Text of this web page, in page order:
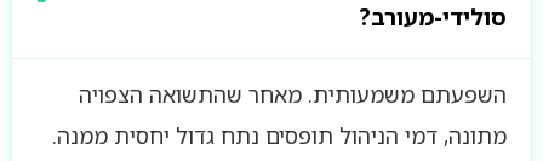
סולידי-מעורב?
השפעתם משמעותית. מאחר שהתשואה הצפויה
מתונה, דמי הניהול תופסים נתח גדול יחסית ממנה.